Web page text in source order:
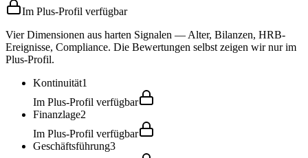
Im Plus-Profil verfügbar
Vier Dimensionen aus harten Signalen — Alter, Bilanzen, HRB-
Ereignisse, Compliance. Die Bewertungen selbst zeigen wir nur im
Plus-Profil.
Kontinuität1
Im Plus-Profil verfügbar
Finanzlage2
Im Plus-Profil verfügbar
Geschäftsführung3